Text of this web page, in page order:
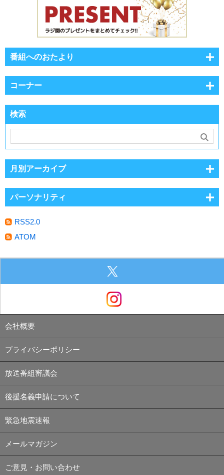
番組へのおたより
コーナー
検索
月別アーカイブ
パーソナリティ
RSS2.0
ATOM
会社概要
プライバシーポリシー
放送番組審議会
後援名義申請について
緊急地震速報
メールマガジン
ご意見・お問い合わせ